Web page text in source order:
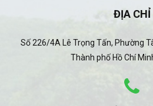
ĐỊA CHỈ
Số 226/4A Lê Trọng Tấn, Phường
Thành phố Hồ Chí